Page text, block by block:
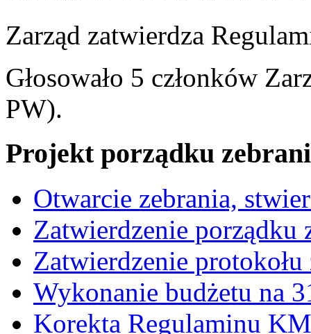
Zarząd zatwierdza
Głosowało 5 członków
PW).
Projekt porządku
Otwarcie zebrania,
Zatwierdzenie porządku
Zatwierdzenie
Wykonanie budżetu na
Korekta Regulaminu